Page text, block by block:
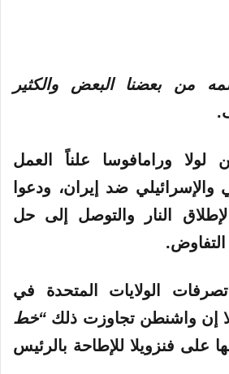
من بعضنا البعض والكثير
ورامافوسا علناً العمل
والإسرائيلي ضد إيران، ودعوا
النار والتوصل إلى حل
تصرفات الولايات المتحدة في
إن واشنطن تجاوزت ذلك “خط
على فنزويلا للإطاحة بالرئيس